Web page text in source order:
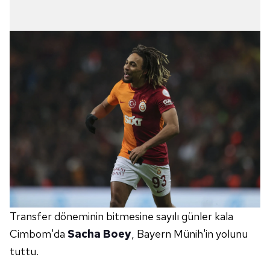
Transfer döneminin bitmesine sayılı günler kala
Cimbom'da Sacha Boey, Bayern Münih'in yolunu
tuttu.